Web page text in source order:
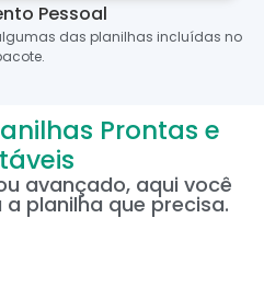
Pessoal
das planilhas incluídas no
Prontas e
avançado, aqui você
planilha que precisa.